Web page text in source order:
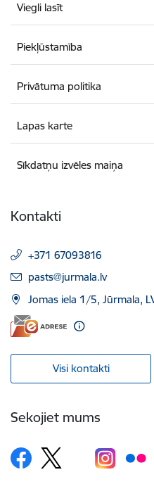
Viegli lasīt
Piekļūstamība
Privātuma politika
Lapas karte
Sīkdatņu izvēles maiņa
Kontakti
+371 67093816
E-pasts:
pasts@jurmala.lv
Jomas iela 1/5, Jūrmala,
Visi kontakti
Sekojiet mums